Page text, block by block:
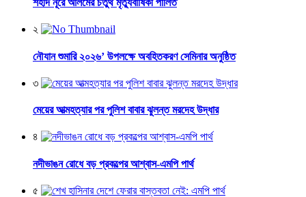
শহীদ নূরে আলমের চতুর্থ মৃত্যুবার্ষিকী পালিত
২
নৌযান শুমারি ২০২৬’ উপলক্ষে অবহিতকরণ সেমিনার অনুষ্ঠিত
৩
মেয়ের আত্মহত্যার পর পুলিশ বাবার ঝুলন্ত মরদেহ উদ্ধার
৪
নদীভাঙন রোধে বড় প্রকল্পের আশ্বাস-এমপি পার্থ
৫